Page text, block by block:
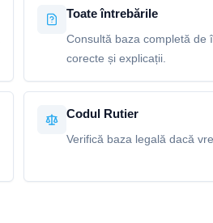
Toate întrebările
Consultă baza completă de
corecte și explicații.
Codul Rutier
Verifică baza legală dacă